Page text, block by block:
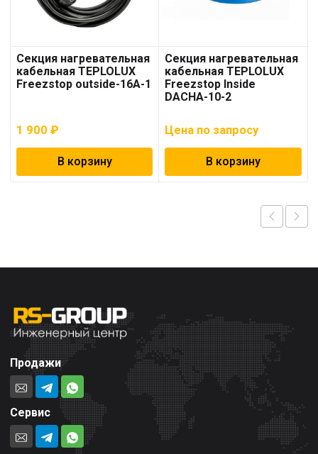
Секция нагревательная
кабельная TEPLOLUX
Freezstop outside-16A-1
1 900 ₽
В корзину
Секция нагревательная
кабельная TEPLOLUX
Freezstop Inside
DACHA-10-2
Цена по запросу
В корзину
Продажи
Сервис